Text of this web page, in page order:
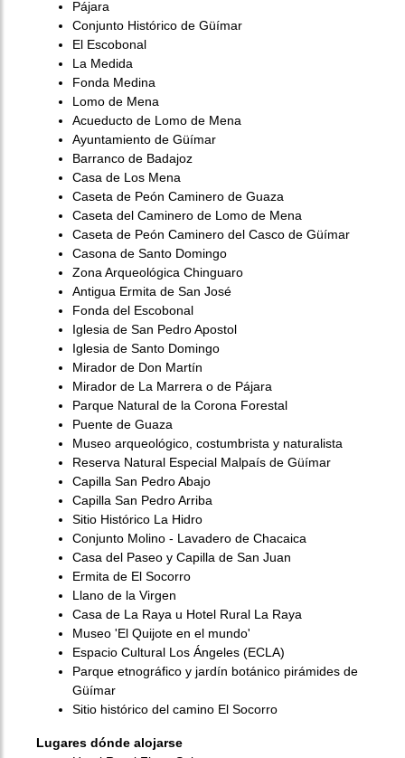
Pájara
Conjunto Histórico de Güímar
El Escobonal
La Medida
Fonda Medina
Lomo de Mena
Acueducto de Lomo de Mena
Ayuntamiento de Güímar
Barranco de Badajoz
Casa de Los Mena
Caseta de Peón Caminero de Guaza
Caseta del Caminero de Lomo de Mena
Caseta de Peón Caminero del Casco de Güímar
Casona de Santo Domingo
Zona Arqueológica Chinguaro
Antigua Ermita de San José
Fonda del Escobonal
Iglesia de San Pedro Apostol
Iglesia de Santo Domingo
Mirador de Don Martín
Mirador de La Marrera o de Pájara
Parque Natural de la Corona Forestal
Puente de Guaza
Museo arqueológico, costumbrista y naturalista
Reserva Natural Especial Malpaís de Güímar
Capilla San Pedro Abajo
Capilla San Pedro Arriba
Sitio Histórico La Hidro
Conjunto Molino - Lavadero de Chacaica
Casa del Paseo y Capilla de San Juan
Ermita de El Socorro
Llano de la Virgen
Casa de La Raya u Hotel Rural La Raya
Museo 'El Quijote en el mundo'
Espacio Cultural Los Ángeles (ECLA)
Parque etnográfico y jardín botánico pirámides de
Güímar
Sitio histórico del camino El Socorro
Lugares dónde alojarse